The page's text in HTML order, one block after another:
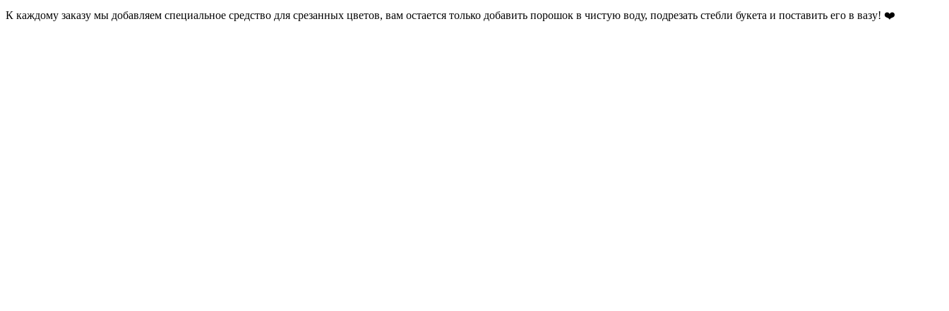
К каждому заказу мы добавляем специальное средство для срезанных цветов, вам остается только добавить порошок в чистую воду, подрезать стебли букета и поставить его в вазу! ❤️